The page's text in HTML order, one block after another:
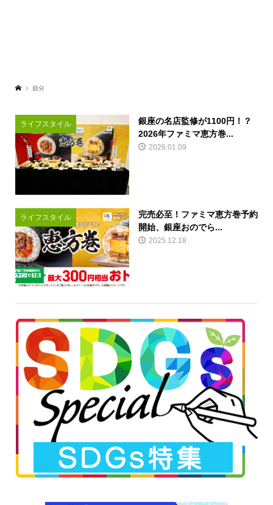
節分
ライフスタイル
銀座の名店監修が1100円！？
2026年ファミマ恵方巻...
2026.01.09
ライフスタイル
完売必至！ファミマ恵方巻予約
開始、銀座おのでら...
2025.12.18